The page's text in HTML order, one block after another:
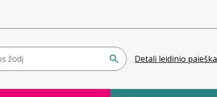
Detali leidinio paieška